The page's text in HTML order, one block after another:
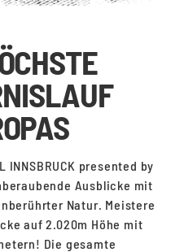
INNSBRUCK presented by
Ausblicke mit
Natur. Meistere
auf 2.020m Höhe mit
Die gesamte